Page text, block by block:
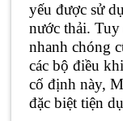
yếu được sử
nước thải. Tuy
nhanh chóng
các bộ điều
cố định này,
đặc biệt tiện